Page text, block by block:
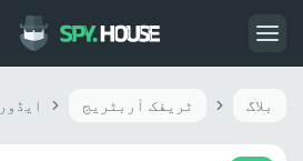
بلاگ ٹریفک آربٹریج